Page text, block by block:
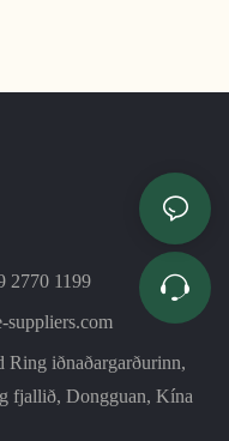
2770 1199
suppliers.com
iðnaðargarðurinn,
fjallið, Dongguan, Kína